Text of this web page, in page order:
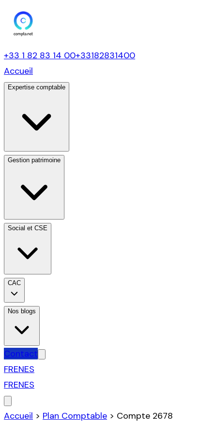
+33 1 82 83 14 00+33182831400
Accueil
Expertise comptable
Gestion patrimoine
Social et CSE
CAC
Nos blogs
Contact
FRENES
FRENES
Accueil > Plan Comptable > Compte 2678